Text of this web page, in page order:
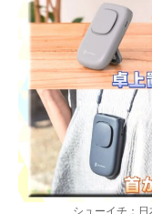
シューイチ：